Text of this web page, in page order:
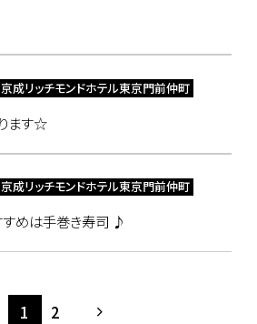
京成リッチモンドホテル東京門前仲町
ます☆
京成リッチモンドホテル東京門前仲町
すめは手巻き寿司 ♪
1 2